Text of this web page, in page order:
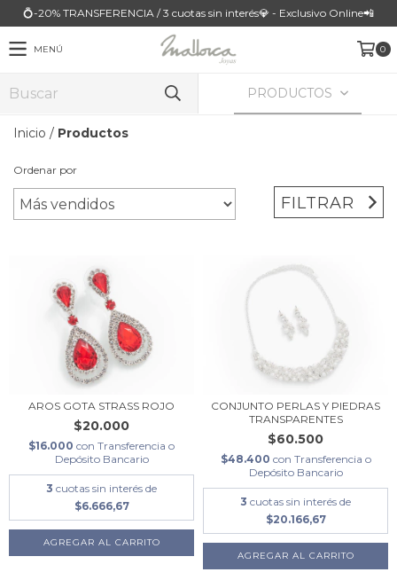
💍-20% TRANSFERENCIA / 3 cuotas sin interés💎 - Exclusivo Online📲
MENÚ 0
PRODUCTOS
Inicio / Productos
Ordenar por
FILTRAR
AROS GOTA STRASS ROJO
$20.000
$16.000 con Transferencia o
Depósito Bancario
3 cuotas sin interés de
$6.666,67
CONJUNTO PERLAS Y PIEDRAS
TRANSPARENTES
$60.500
$48.400 con Transferencia o
Depósito Bancario
3 cuotas sin interés de
$20.166,67